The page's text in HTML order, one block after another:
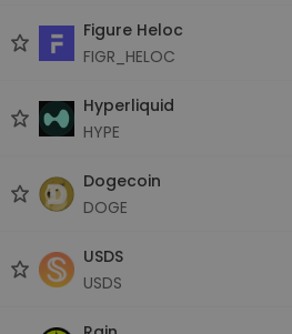
Figure Heloc
FIGR_HELOC
Hyperliquid
HYPE
Dogecoin
DOGE
USDS
USDS